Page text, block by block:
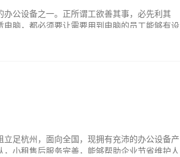
公设备之一。正所谓工欲善其事，必先利其
脑，都必须要让需要用到电脑的员工能够有设
足杭州，面向全国，现拥有充沛的办公设备产
小租售后服务完善，能够帮助企业节省维护人